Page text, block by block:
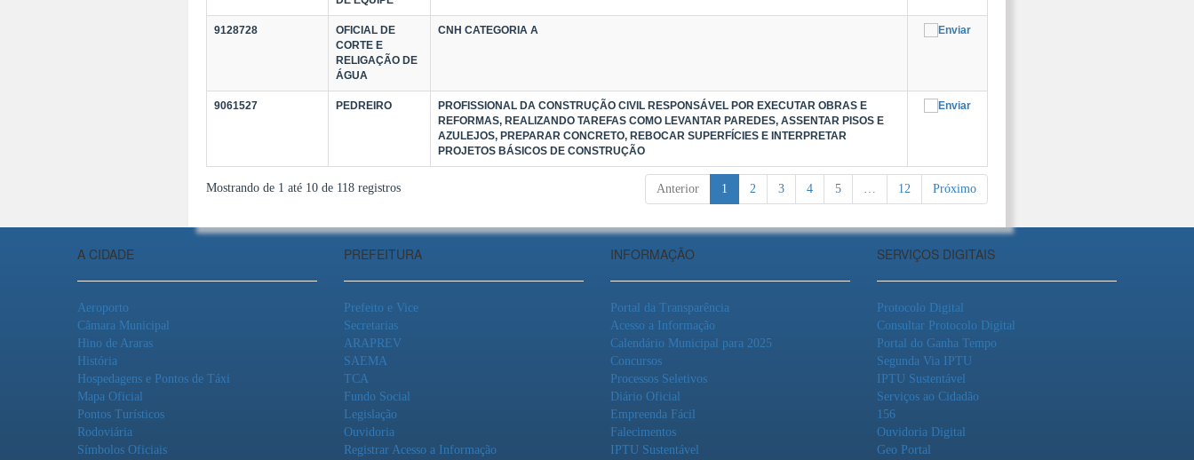
9128728
OFICIAL DE
CORTE E
RELIGAÇÃO DE
ÁGUA
CNH CATEGORIA A
9061527 PEDREIRO
PROFISSIONAL DA CONSTRUÇÃO CIVIL RESPONSÁVEL POR EXECUTAR OBRAS E
REFORMAS, REALIZANDO TAREFAS COMO LEVANTAR PAREDES, ASSENTAR PISOS E
AZULEJOS, PREPARAR CONCRETO, REBOCAR SUPERFÍCIES E INTERPRETAR
PROJETOS BÁSICOS DE CONSTRUÇÃO
Mostrando de 1 até 10 de 118 registros Anterior 1 2 3 4 5 … 12 Próximo
A CIDADE
Aeroporto
Câmara Municipal
Hino de Araras
História
Hospedagens e Pontos de Táxi
Mapa Oficial
Pontos Turísticos
Rodoviária
Símbolos Oficiais
PREFEITURA
Prefeito e Vice
Secretarias
ARAPREV
SAEMA
TCA
Fundo Social
Legislação
Ouvidoria
Registrar Acesso a Informação
INFORMAÇÃO
Portal da Transparência
Acesso a Informação
Calendário Municipal para 2025
Concursos
Processos Seletivos
Diário Oficial
Empreenda Fácil
Falecimentos
IPTU Sustentável
SERVIÇOS DIGITAIS
Protocolo Digital
Consultar Protocolo Digital
Portal do Ganha Tempo
Segunda Via IPTU
IPTU Sustentável
Serviços ao Cidadão
156
Ouvidoria Digital
Geo Portal